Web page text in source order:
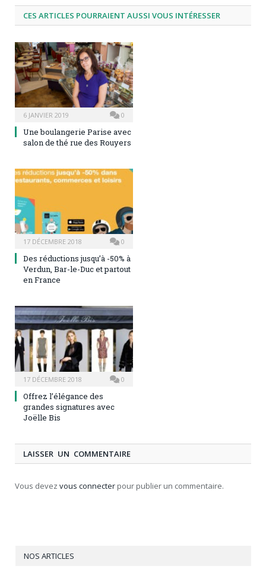
CES ARTICLES POURRAIENT AUSSI VOUS INTÉRESSER
6 JANVIER 2019 0
Une boulangerie Parise avec
salon de thé rue des Rouyers
17 DÉCEMBRE 2018 0
Des réductions jusqu’à -50% à
Verdun, Bar-le-Duc et partout
en France
17 DÉCEMBRE 2018 0
Offrez l’élégance des
grandes signatures avec
Joëlle Bis
LAISSER UN COMMENTAIRE
Vous devez vous connecter pour publier un commentaire.
NOS ARTICLES